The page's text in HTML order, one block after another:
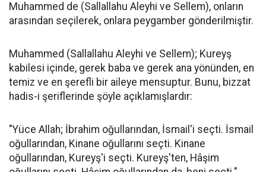
Muhammed de (Sallallahu Aleyhi ve Sellem), onların
arasından seçilerek, onlara peygamber gönderilmiştir.
Muhammed (Sallallahu Aleyhi ve Sellem); Kureyş
kabilesi içinde, gerek baba ve gerek ana yönünden, en
temiz ve en şerefli bir aileye mensuptur. Bunu, bizzat
hadis-i şeriflerinde şöyle açıklamışlardır:
"Yüce Allah; İbrahim oğullarından, İsmail'i seçti. İsmail
oğullarından, Kinane oğullarını seçti. Kinane
oğullarından, Kureyş'i seçti. Kureyş'ten, Hâşim